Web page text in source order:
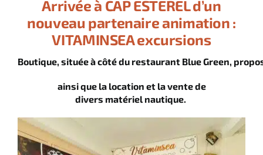
Arrivée à CAP ESTEREL d’un
nouveau partenaire animation :
VITAMINSEA excursions
Boutique, située à côté du restaurant Blue Green,
ainsi que la location et la vente de
divers matériel nautique.